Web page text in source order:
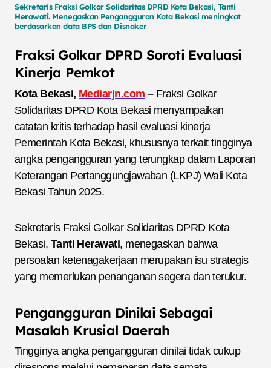
Sekretaris Fraksi Golkar Solidaritas DPRD Kota Bekasi, Tanti
Herawati. Menegaskan Pengangguran Kota Bekasi meningkat
berdasarkan data BPS dan Disnaker
Fraksi Golkar DPRD Soroti Evaluasi
Kinerja Pemkot
Kota Bekasi, Mediarjn.com –Fraksi Golkar
Solidaritas DPRD Kota Bekasi menyampaikan
catatan kritis terhadap hasil evaluasi kinerja
Pemerintah Kota Bekasi, khususnya terkait tingginya
angka pengangguran yang terungkap dalam Laporan
Keterangan Pertanggungjawaban (LKPJ) Wali Kota
Bekasi Tahun 2025.
Sekretaris Fraksi Golkar Solidaritas DPRD Kota
Bekasi, Tanti Herawati, menegaskan bahwa
persoalan ketenagakerjaan merupakan isu strategis
yang memerlukan penanganan segera dan terukur.
Pengangguran Dinilai Sebagai
Masalah Krusial Daerah
Tingginya angka pengangguran dinilai tidak cukup